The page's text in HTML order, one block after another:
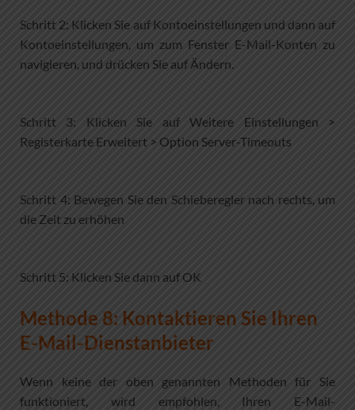
Schritt 2: Klicken Sie auf Kontoeinstellungen und dann auf
Kontoeinstellungen, um zum Fenster E-Mail-Konten zu
navigieren, und drücken Sie auf Ändern.
Schritt 3: Klicken Sie auf Weitere Einstellungen >
Registerkarte Erweitert > Option Server-Timeouts
Schritt 4: Bewegen Sie den Schieberegler nach rechts, um
die Zeit zu erhöhen
Schritt 5: Klicken Sie dann auf OK
Methode 8: Kontaktieren Sie Ihren
E-Mail-Dienstanbieter
Wenn keine der oben genannten Methoden für Sie
funktioniert, wird empfohlen, Ihren E-Mail-